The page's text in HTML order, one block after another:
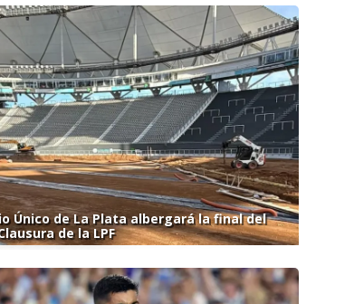
Único de La Plata albergará la final del
de la LPF